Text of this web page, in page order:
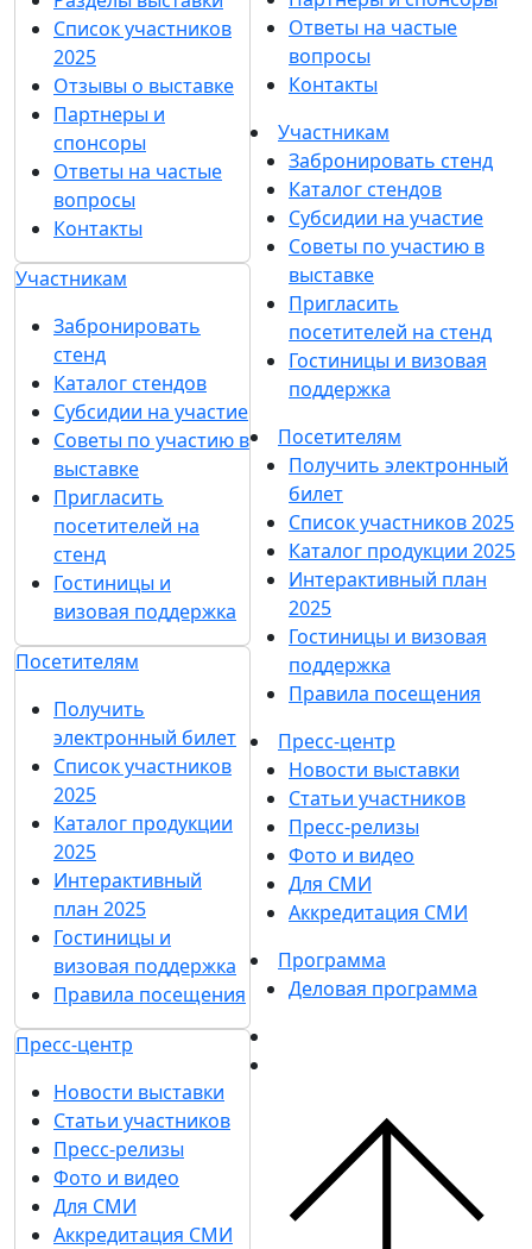
Список участников
2025
Отзывы о выставке
Партнеры и
спонсоры
Ответы на частые
вопросы
Контакты
Участникам
Забронировать
стенд
Каталог стендов
Субсидии на участие
Советы по участию в
выставке
Пригласить
посетителей на
стенд
Гостиницы и
визовая поддержка
Посетителям
Получить
электронный билет
Список участников
2025
Каталог продукции
2025
Интерактивный
план 2025
Гостиницы и
визовая поддержка
Правила посещения
Пресс-центр
Новости выставки
Статьи участников
Пресс-релизы
Фото и видео
Для СМИ
Аккредитация СМИ
Ответы на частые
вопросы
Контакты
Участникам
Забронировать стенд
Каталог стендов
Субсидии на участие
Советы по участию в
выставке
Пригласить
посетителей на стенд
Гостиницы и визовая
поддержка
Посетителям
Получить электронный
билет
Список участников 2025
Каталог продукции 2025
Интерактивный план
2025
Гостиницы и визовая
поддержка
Правила посещения
Пресс-центр
Новости выставки
Статьи участников
Пресс-релизы
Фото и видео
Для СМИ
Аккредитация СМИ
Программа
Деловая программа